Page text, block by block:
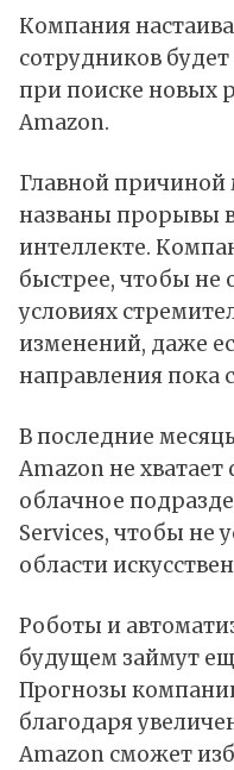
Компания
сотрудников
при поиске новых
Amazon.
Главной причиной
названы прорывы
интеллекте.
быстрее, чтобы не
условиях
изменений, даже
направления пока
В последние
Amazon не
облачное
Services, чтобы не
области
Роботы и
будущем займут
Прогнозы
благодаря
Amazon сможет